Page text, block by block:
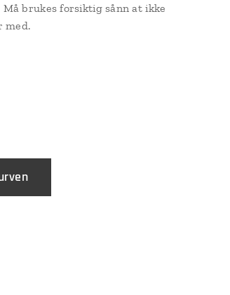
brukes forsiktig sånn at ikke
med.